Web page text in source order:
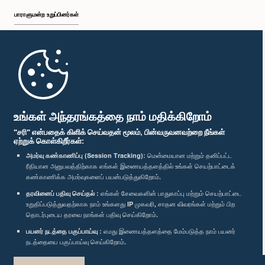
உங்கள் அந்தரங்கத்தை நாம் மதிக்கிறோம்
"சரி" என்பதைக் கிளிக் செய்வதன் மூலம், பின்வருவனவற்றை நீங்கள்
ஏற்றுக் கொள்கிறீர்கள்:
அமர்வு கண்காணிப்பு (Session Tracking): மென்மையான மற்றும் தனிப்பட்ட
ரீதியான அனுபவத்திற்காக எங்கள் இணையத்தளத்தில் உங்கள் செயற்பாட்டைக்
கண்காணிக்க அமர்வுகளைப் பயன்படுத்துகிறோம்.
தரவினைப் பதிவு செய்தல் : எங்கள் சேவைகளின் பாதுகாப்பு மற்றும் செயற்பாட்டை
உறுதிப்படுத்துவதற்காக நாம் உங்களது IP முகவரி, சாதன விவரங்கள் மற்றும் பிற
தொடர்புடைய தரவை நாங்கள் பதிவு செய்கிறோம்.
பயனர் நடத்தை பகுப்பாய்வு : எமது இணையத்தளத்தை மேம்படுத்த நாம் பயனர்
நடத்தையை பகுப்பாய்வு செய்கிறோம்.
பாராளுமன்ற உறுப்பினர்கள்
முதற்பக்கம்
பாராளுமன்ற கையடக்க செயலி
எம்மை பின்தொடர்க :
விருதுகள்
தனியுரிமைக் கொள்கை